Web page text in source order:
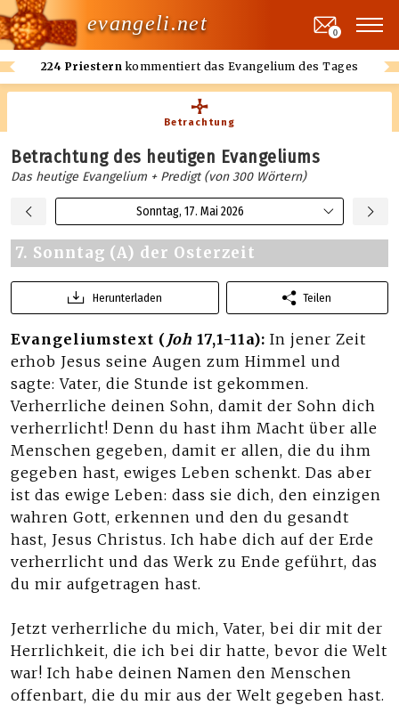
evangeli.net
224 Priestern kommentiert das Evangelium des Tages
0
Betrachtung
Betrachtung des heutigen Evangeliums
Das heutige Evangelium + Predigt (von 300 Wörtern)
Sonntag, 17. Mai 2026
7. Sonntag (A) der Osterzeit
Herunterladen Teilen
Evangeliumstext ( Joh 17,1-11a): In jener Zeit
erhob Jesus seine Augen zum Himmel und
sagte: Vater, die Stunde ist gekommen.
Verherrliche deinen Sohn, damit der Sohn dich
verherrlicht! Denn du hast ihm Macht über alle
Menschen gegeben, damit er allen, die du ihm
gegeben hast, ewiges Leben schenkt. Das aber
ist das ewige Leben: dass sie dich, den einzigen
wahren Gott, erkennen und den du gesandt
hast, Jesus Christus. Ich habe dich auf der Erde
verherrlicht und das Werk zu Ende geführt, das
du mir aufgetragen hast.
Jetzt verherrliche du mich, Vater, bei dir mit der
Herrlichkeit, die ich bei dir hatte, bevor die Welt
war! Ich habe deinen Namen den Menschen
offenbart, die du mir aus der Welt gegeben hast.